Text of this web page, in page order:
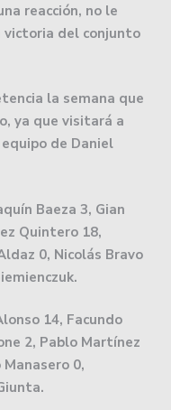
reacción, no le
victoria del conjunto
la semana que
ya que visitará a
de Daniel
Baeza 3, Gian
Quintero 18,
0, Nicolás Bravo
14, Facundo
2, Pablo Martínez
0,